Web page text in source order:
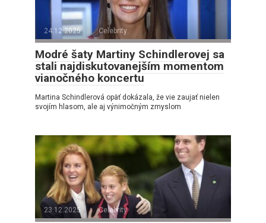
24.12.2025 Celebrity
Modré šaty Martiny Schindlerovej sa
stali najdiskutovanejším momentom
vianočného koncertu
Martina Schindlerová opäť dokázala, že vie zaujať nielen
svojím hlasom, ale aj výnimočným zmyslom
23.12.2025 Celebrity